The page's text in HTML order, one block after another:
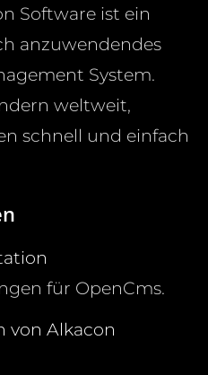
Software ist ein
anzuwendendes
System.
weltweit,
schnell und einfach
für OpenCms.
von Alkacon